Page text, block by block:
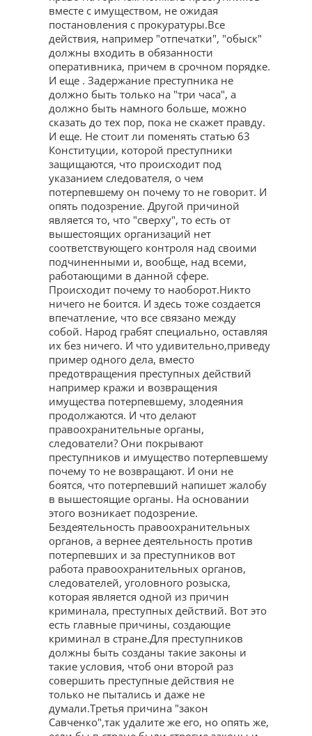
вместе с имуществом, не ожидая
постановления с прокуратуры.Все
действия, например "отпечатки", "обыск"
должны входить в обязанности
оперативника, причем в срочном порядке.
И еще . Задержание преступника не
должно быть только на "три часа", а
должно быть намного больше, можно
сказать до тех пор, пока не скажет правду.
И еще. Не стоит ли поменять статью 63
Конституции, которой преступники
защищаются, что происходит под
указанием следователя, о чем
потерпевшему он почему то не говорит. И
опять подозрение. Другой причиной
является то, что "сверху", то есть от
вышестоящих организаций нет
соответствующего контроля над своими
подчиненными и, вообще, над всеми,
работающими в данной сфере.
Происходит почему то наоборот.Никто
ничего не боится. И здесь тоже создается
впечатление, что все связано между
собой. Народ грабят специально, оставляя
их без ничего. И что удивительно,приведу
пример одного дела, вместо
предотвращения преступных действий
например кражи и возвращения
имущества потерпевшему, злодеяния
продолжаются. И что делают
правоохранительные органы,
следователи? Они покрывают
преступников и имущество потерпевшему
почему то не возвращают. И они не
боятся, что потерпевший напишет жалобу
в вышестоящие органы. На основании
этого возникает подозрение.
Бездеятельность правоохранительных
органов, а вернее деятельность против
потерпевших и за преступников вот
работа правоохранительных органов,
следователей, уголовного розыска,
которая является одной из причин
криминала, преступных действий. Вот это
есть главные причины, создающие
криминал в стране.Для преступников
должны быть созданы такие законы и
такие условия, чтоб они второй раз
совершить преступные действия не
только не пытались и даже не
думали.Третья причина "закон
Савченко",так удалите же его, но опять же,